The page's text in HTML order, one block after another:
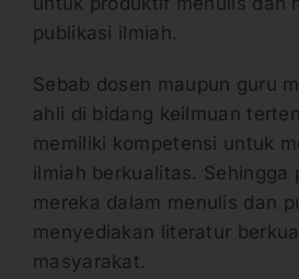
publikasi ilmiah.
Sebab dosen maupun guru
ahli di bidang keilmuan
memiliki kompetensi untuk
ilmiah berkualitas. Sehingga
mereka dalam menulis dan
menyediakan literatur
masyarakat.